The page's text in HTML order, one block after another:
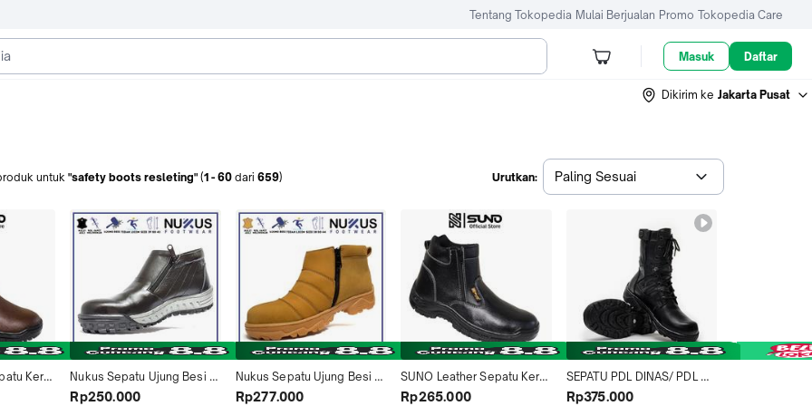
Tentang Tokopedia Mulai Berjualan Promo Tokopedia Care
Masuk Daftar
Dikirim ke Jakarta Pusat
untuk "safety boots resleting" (1 -60 dari 659) Urutkan: Paling Sesuai
Kerja
Nukus Sepatu Ujung Besi
Resleting Boots Kulit Sapi
Rp250.000
Nukus Sepatu Ujung Besi
Hiking Resleting Boots Kulit
Rp277.000
SUNO Leather Sepatu Kerja
Safety Boots Resleting
Rp265.000
SEPATU PDL DINAS/ PDL
SAFETY/ SEPATU PDL
Rp375.000